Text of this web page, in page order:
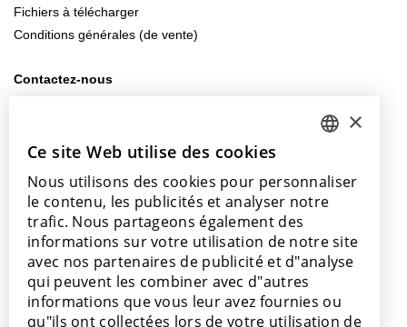
Fichiers à télécharger
Conditions générales (de vente)
Contactez-nous
Notre salle d’exposition
Nos points de vente
Avec le soutien de
ENGLISH
FRENCH
SPANISH
×
Ce site Web utilise des cookies
Nous utilisons des cookies pour personnaliser
le contenu, les publicités et analyser notre
trafic. Nous partageons également des
informations sur votre utilisation de notre site
avec nos partenaires de publicité et d"analyse
qui peuvent les combiner avec d"autres
informations que vous leur avez fournies ou
qu"ils ont collectées lors de votre utilisation de